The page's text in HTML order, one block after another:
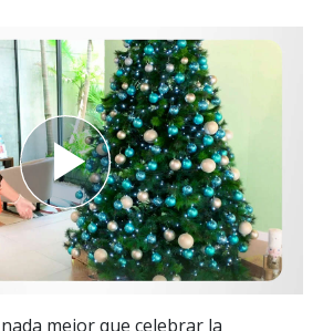
mejor que celebrar la